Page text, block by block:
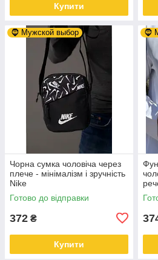
Купити
🧔 Мужской выбор
Чорна сумка чоловіча через
плече - мінімалізм і зручність
Nike
Готово до відправки
372 ₴
Купити
🧔